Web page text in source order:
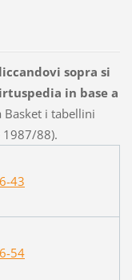
sopra si
in base a
Basket i tabellini
1987/88).
43
54